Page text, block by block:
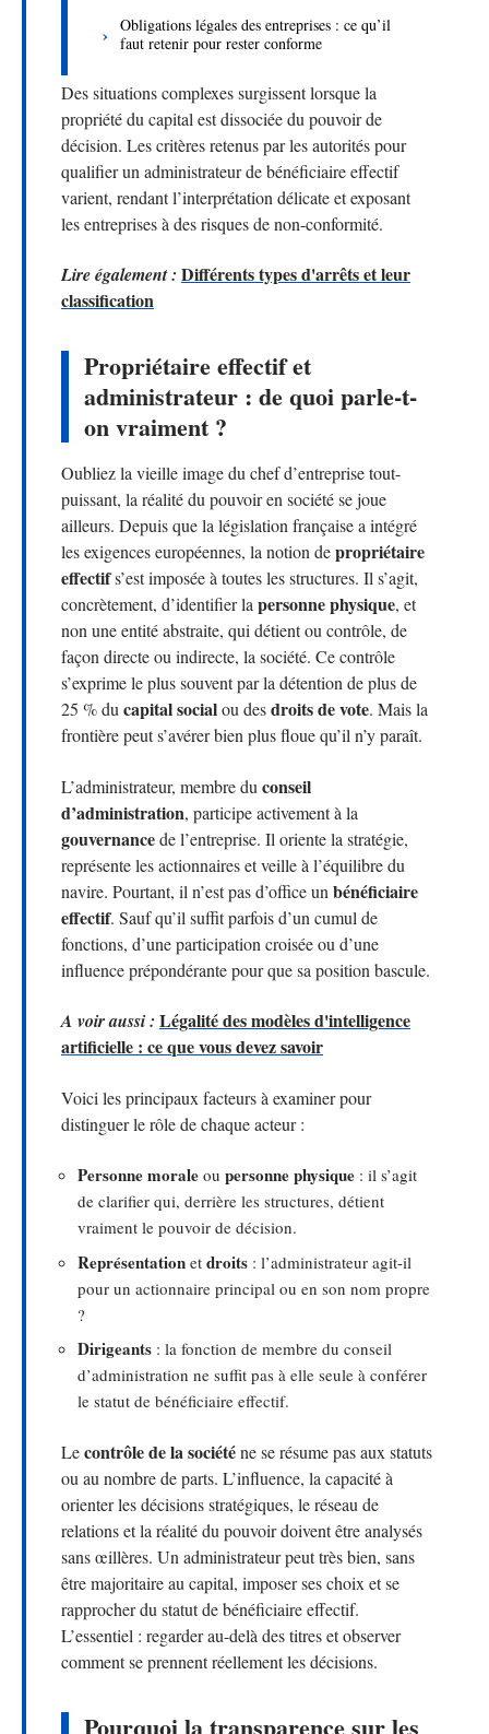
Obligations légales des entreprises : ce qu’il
faut retenir pour rester conforme
Des situations complexes surgissent lorsque la
propriété du capital est dissociée du pouvoir de
décision. Les critères retenus par les autorités pour
qualifier un administrateur de bénéficiaire effectif
varient, rendant l’interprétation délicate et exposant
les entreprises à des risques de non-conformité.
Lire également : Différents types d'arrêts et leur
classification
Propriétaire effectif et
administrateur : de quoi parle-t-
on vraiment ?
Oubliez la vieille image du chef d’entreprise tout-
puissant, la réalité du pouvoir en société se joue
ailleurs. Depuis que la législation française a intégré
les exigences européennes, la notion depropriétaire
effectifs’est imposée à toutes les structures. Il s’agit,
concrètement, d’identifier la personne physique, et
non une entité abstraite, qui détient ou contrôle, de
façon directe ou indirecte, la société. Ce contrôle
s’exprime le plus souvent par la détention de plus de
25 % du capital socialou desdroits de vote. Mais la
frontière peut s’avérer bien plus floue qu’il n’y paraît.
L’administrateur, membre du conseil
d’administration, participe activement à la
gouvernancede l’entreprise. Il oriente la stratégie,
représente les actionnaires et veille à l’équilibre du
navire. Pourtant, il n’est pas d’office un bénéficiaire
effectif. Sauf qu’il suffit parfois d’un cumul de
fonctions, d’une participation croisée ou d’une
influence prépondérante pour que sa position bascule.
A voir aussi : Légalité des modèles d'intelligence
artificielle : ce que vous devez savoir
Voici les principaux facteurs à examiner pour
distinguer le rôle de chaque acteur :
Personne morale ou personne physique : il s’agit
de clarifier qui, derrière les structures, détient
vraiment le pouvoir de décision.
Représentation et droits : l’administrateur agit-il
pour un actionnaire principal ou en son nom propre
?
Dirigeants : la fonction de membre du conseil
d’administration ne suffit pas à elle seule à conférer
le statut de bénéficiaire effectif.
Lecontrôle de la sociéténe se résume pas aux statuts
ou au nombre de parts. L’influence, la capacité à
orienter les décisions stratégiques, le réseau de
relations et la réalité du pouvoir doivent être analysés
sans œillères. Un administrateur peut très bien, sans
être majoritaire au capital, imposer ses choix et se
rapprocher du statut de bénéficiaire effectif.
L’essentiel : regarder au-delà des titres et observer
comment se prennent réellement les décisions.
Pourquoi la transparence sur les